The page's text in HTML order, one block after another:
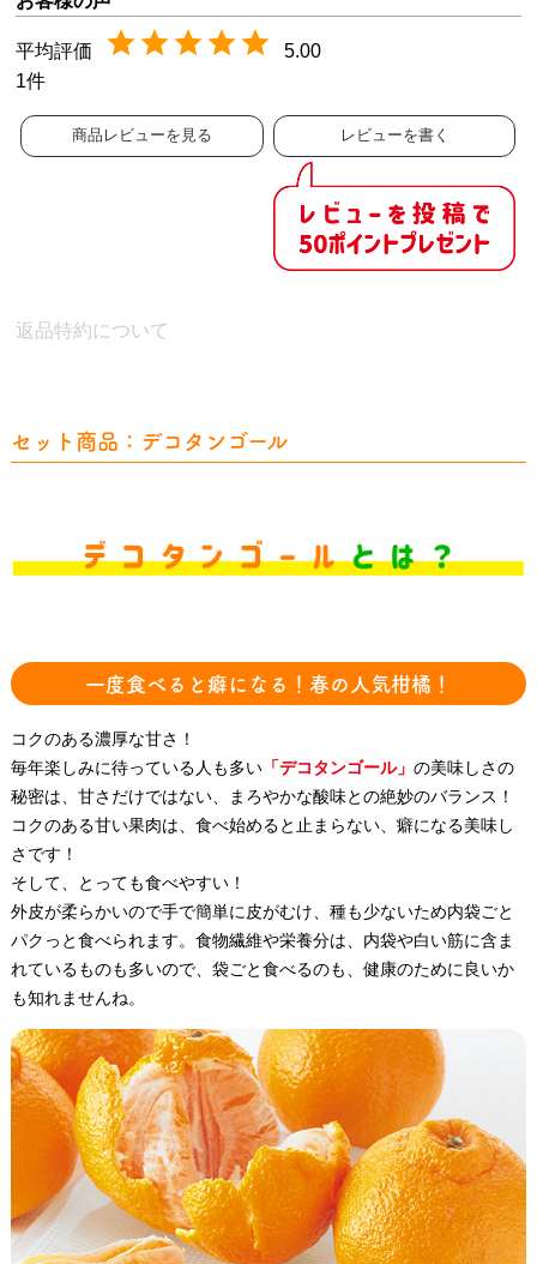
5.00
1
商品レビューを見る レビューを書く
返品特約について
セット商品：デコタンゴール
一度食べると癖になる！春の人気柑橘！
コクのある濃厚な甘さ！
毎年楽しみに待っている人も多い「デコタンゴール」 の美味しさの
秘密は、甘さだけではない、まろやかな酸味との絶妙のバランス！
コクのある甘い果肉は、食べ始めると止まらない、癖になる美味し
さです！
そして、とっても食べやすい！
外皮が柔らかいので手で簡単に皮がむけ、種も少ないため内袋ごと
パクっと食べられます。食物繊維や栄養分は、内袋や白い筋に含ま
れているものも多いので、袋ごと食べるのも、健康のために良いか
も知れませんね。